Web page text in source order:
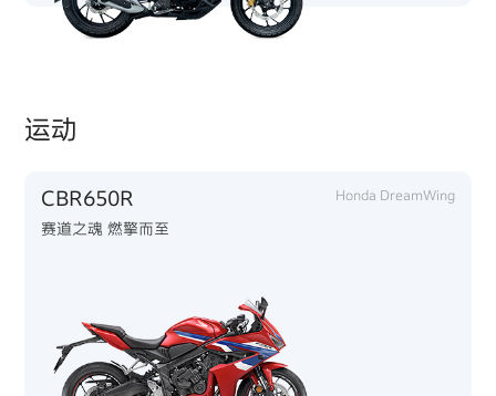
运动
CBR650R Honda DreamWing
赛道之魂 燃擎而至